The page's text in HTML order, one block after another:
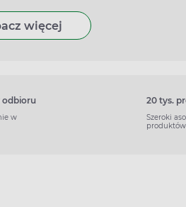
więcej
odbioru
w
20 tys.
Szeroki
produktów